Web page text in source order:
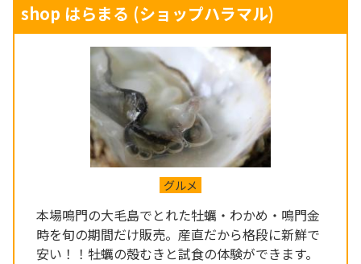
shop はらまる (ショップハラマル)
グルメ
本場鳴門の大毛島でとれた牡蠣・わかめ・鳴門金
時を旬の期間だけ販売。産直だから格段に新鮮で
安い！！牡蠣の殻むきと試食の体験ができます。